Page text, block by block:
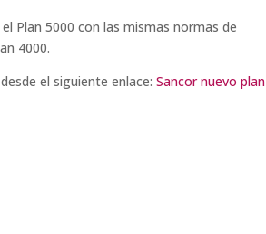
Plan 5000 con las mismas normas de
4000.
el siguiente enlace: Sancor nuevo plan